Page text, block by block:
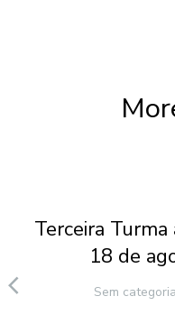
Terceira Turma
18 de
Sem categoria